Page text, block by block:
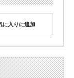
に入りに追加